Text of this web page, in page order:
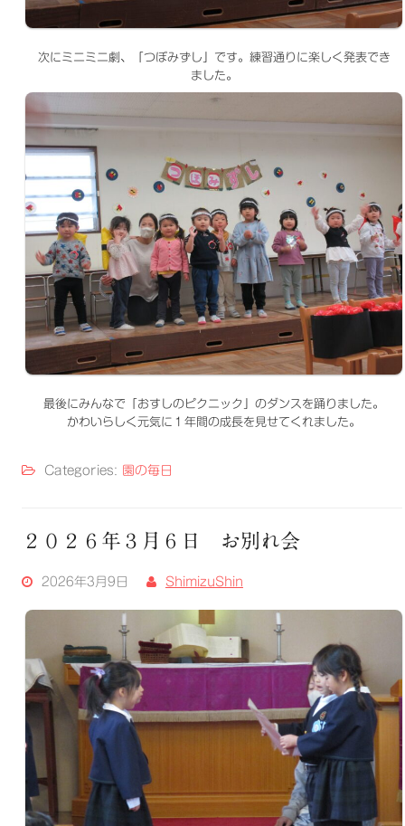
次にミニミニ劇、「つぼみずし」です。練習通りに楽しく発表でき
ました。
最後にみんなで「おすしのピクニック」のダンスを踊りました。
かわいらしく元気に１年間の成長を見せてくれました。
Categories: 園の毎日
２０２６年３月６日 お別れ会
2026年3月9日 ShimizuShin